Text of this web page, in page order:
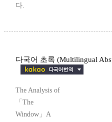
다.
다국어 초록 (Multilingual
The Analysis of
「The
Window」A